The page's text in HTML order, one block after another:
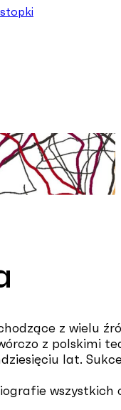
stopki
z wielu
z polskimi
lat.